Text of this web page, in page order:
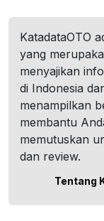
KatadataOTO
yang
menyajikan
di Indonesia
menampilkan
membantu
memutuskan
dan review.
Tentang